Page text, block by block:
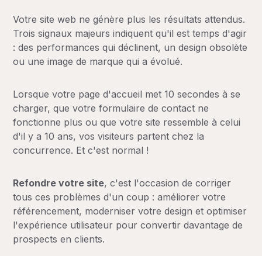
Votre site web ne génère plus les résultats attendus.
Trois signaux majeurs indiquent qu'il est temps d'agir
: des performances qui déclinent, un design obsolète
ou une image de marque qui a évolué.
Lorsque votre page d'accueil met 10 secondes à se
charger, que votre formulaire de contact ne
fonctionne plus ou que votre site ressemble à celui
d'il y a 10 ans, vos visiteurs partent chez la
concurrence. Et c'est normal !
Refondre votre site, c'est l'occasion de corriger
tous ces problèmes d'un coup : améliorer votre
référencement, moderniser votre design et optimiser
l'expérience utilisateur pour convertir davantage de
prospects en clients.